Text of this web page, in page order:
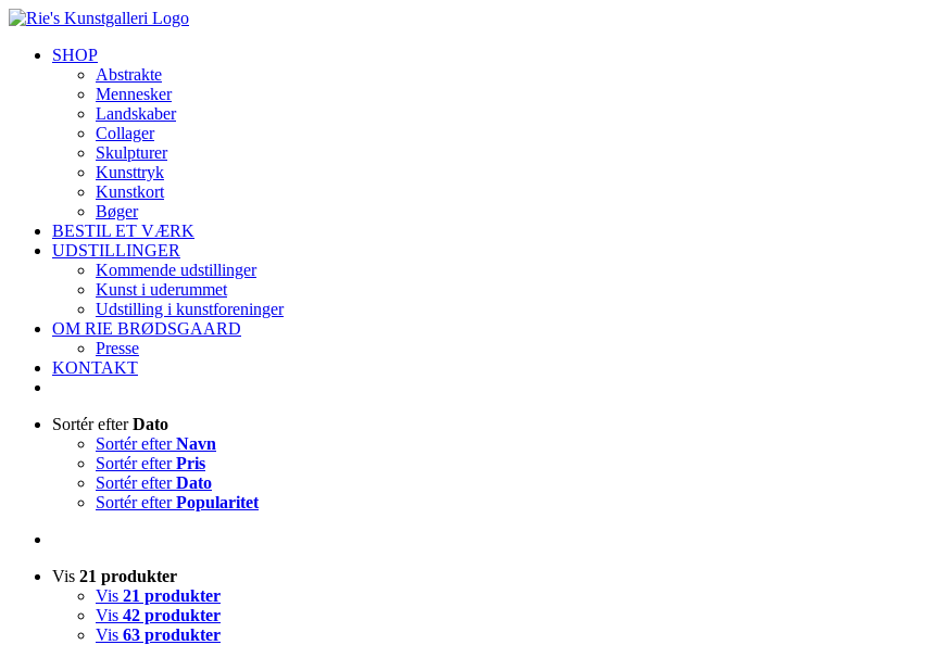
Skip
contentSHOP
Abstrakte
Mennesker
Landskaber
Collager
Skulpturer
Kunsttryk
Kunstkort
Bøger
BESTIL ET VÆRK
UDSTILLINGER
Kommende udstillinger
Kunst i uderummet
Udstilling i kunstforeninger
OM RIE BRØDSGAARD
Presse
KONTAKT
Sortér efterDato
Sortér efterNavn
Sortér efterPris
Sortér efterDato
Sortér efterPopularitet
Vis 21 produkter
Vis 21 produkter
Vis 42 produkter
Vis 63 produkter